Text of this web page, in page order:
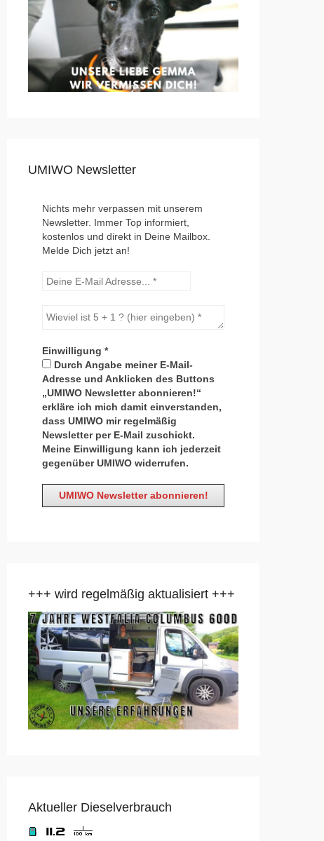
UMIWO Newsletter
Nichts mehr verpassen mit unserem
Newsletter. Immer Top informiert,
kostenlos und direkt in Deine Mailbox.
Melde Dich jetzt an!
Einwilligung *
Durch Angabe meiner E-Mail-
Adresse und Anklicken des Buttons
„UMIWO Newsletter abonnieren!“
erkläre ich mich damit einverstanden,
dass UMIWO mir regelmäßig
Newsletter per E-Mail zuschickt.
Meine Einwilligung kann ich jederzeit
gegenüber UMIWO widerrufen.
+++ wird regelmäßig aktualisiert +++
Aktueller Dieselverbrauch